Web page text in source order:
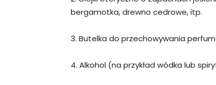
bergamotka, drewno cedrowe, itp.
3. Butelka do przechowywania
4. Alkohol (na przykład wódka lub